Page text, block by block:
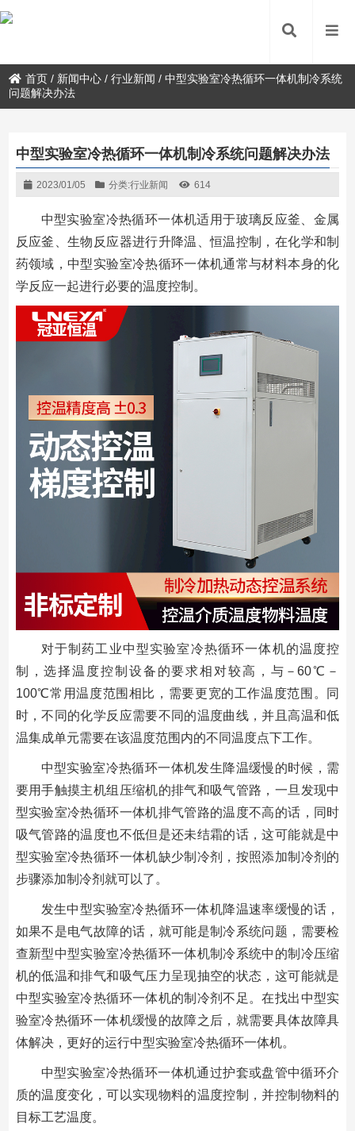
首页 / 新闻中心 /行业新闻 /中型实验室冷热循环一体机制冷系统
问题解决办法
中型实验室冷热循环一体机制冷系统问题解决办法
2023/01/05 分类:行业新闻 614
中型实验室冷热循环一体机适用于玻璃反应釜、金属
反应釜、生物反应器进行升降温、恒温控制，在化学和制
药领域，中型实验室冷热循环一体机通常与材料本身的化
学反应一起进行必要的温度控制。
对于制药工业中型实验室冷热循环一体机的温度控
制，选择温度控制设备的要求相对较高，与－60℃－
100℃常用温度范围相比，需要更宽的工作温度范围。同
时，不同的化学反应需要不同的温度曲线，并且高温和低
温集成单元需要在该温度范围内的不同温度点下工作。
中型实验室冷热循环一体机发生降温缓慢的时候，需
要用手触摸主机组压缩机的排气和吸气管路，一旦发现中
型实验室冷热循环一体机排气管路的温度不高的话，同时
吸气管路的温度也不低但是还未结霜的话，这可能就是中
型实验室冷热循环一体机缺少制冷剂，按照添加制冷剂的
步骤添加制冷剂就可以了。
发生中型实验室冷热循环一体机降温速率缓慢的话，
如果不是电气故障的话，就可能是制冷系统问题，需要检
查新型中型实验室冷热循环一体机制冷系统中的制冷压缩
机的低温和排气和吸气压力呈现抽空的状态，这可能就是
中型实验室冷热循环一体机的制冷剂不足。在找出中型实
验室冷热循环一体机缓慢的故障之后，就需要具体故障具
体解决，更好的运行中型实验室冷热循环一体机。
中型实验室冷热循环一体机通过护套或盘管中循环介
质的温度变化，可以实现物料的温度控制，并控制物料的
目标工艺温度。